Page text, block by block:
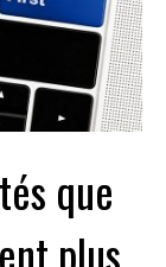
que
plus